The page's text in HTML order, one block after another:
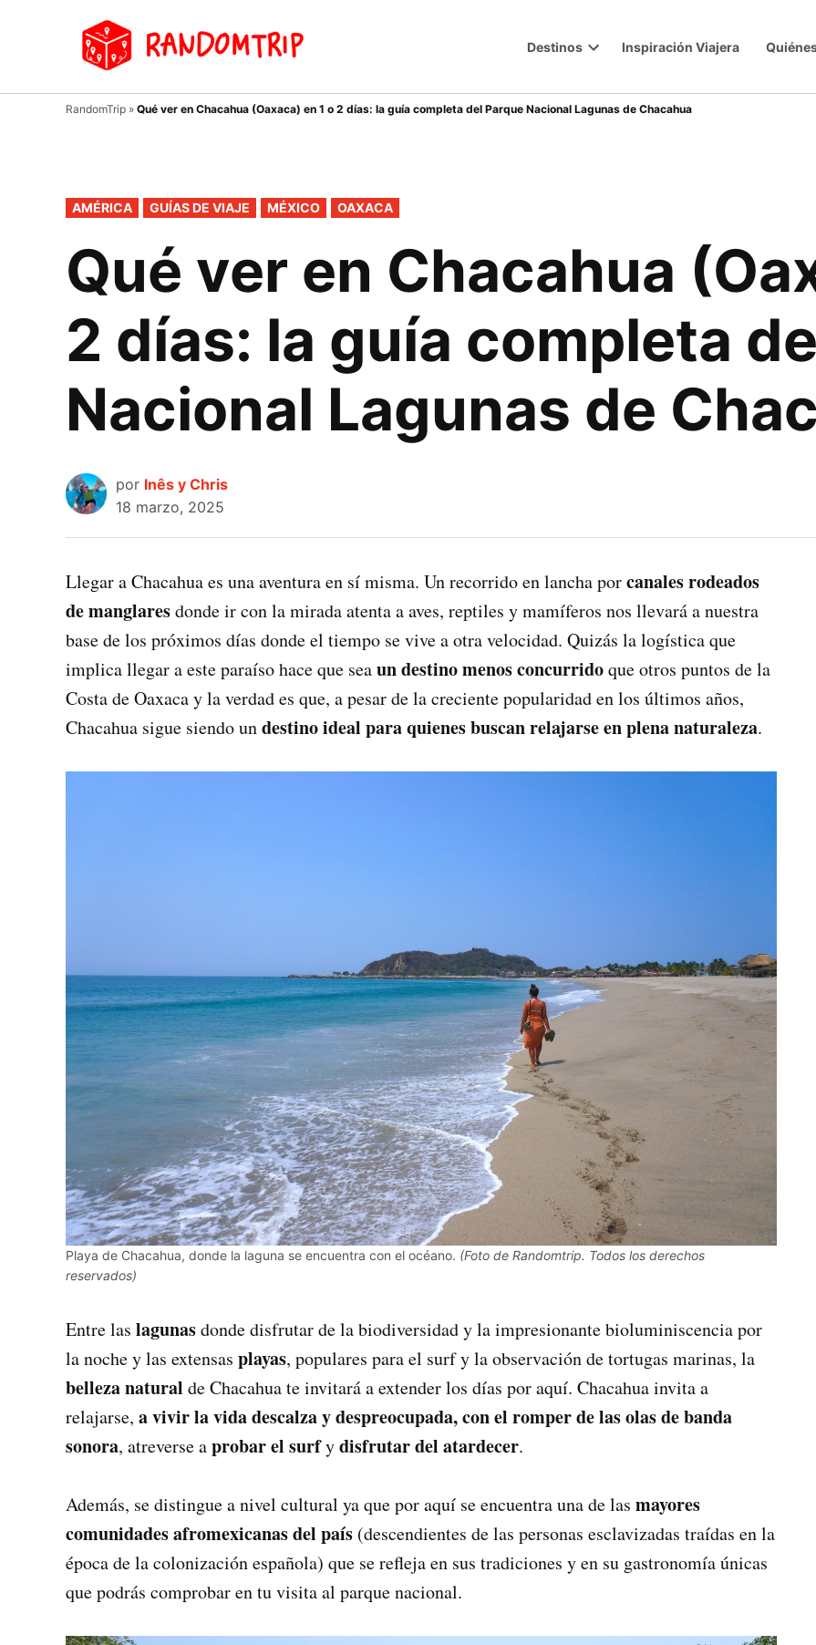
donde
tu
Destinos
menu
Inspiración Viajera
RandomTrip » Qué ver en Chacahua (Oaxaca) en 1 o 2 días: la guía completa del Parque Nacional Lagunas de Chacahua
PUBLICADO
EN
AMÉRICA GUÍAS DE VIAJE MÉXICO OAXACA
Qué ver en Chacahua
2 días: la guía completa
Nacional Lagunas de
por Inês y Chris
18 marzo, 2025
Llegar a Chacahua es una aventura en sí misma. Un recorrido en lancha porcanales rodeados
de manglaresdonde ir con la mirada atenta a aves, reptiles y mamíferos nos llevará a nuestra
base de los próximos días donde el tiempo se vive a otra velocidad. Quizás la logística que
implica llegar a este paraíso hace que seaun destino menos concurridoque otros puntos de la
Costa de Oaxaca y la verdad es que, a pesar de la creciente popularidad en los últimos años,
Chacahua sigue siendo undestino ideal para quienes buscan relajarse en plena naturaleza.
Playa de Chacahua, donde la laguna se encuentra con el océano. (Foto de Randomtrip. Todos los derechos
reservados)
Entre las lagunasdonde disfrutar de la biodiversidad y la impresionante bioluminiscencia por
la noche y las extensas playas, populares para el surf y la observación de tortugas marinas, la
belleza natural de Chacahua te invitará a extender los días por aquí. Chacahua invita a
relajarse, a vivir la vida descalza y despreocupada, con el romper de las olas de banda
sonora, atreverse aprobar el surfydisfrutar del atardecer.
Además, se distingue a nivel cultural ya que por aquí se encuentra una de las mayores
comunidades afromexicanas del país (descendientes de las personas esclavizadas traídas en la
época de la colonización española) que se refleja en sus tradiciones y en su gastronomía únicas
que podrás comprobar en tu visita al parque nacional.